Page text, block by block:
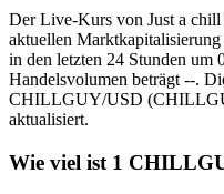
Der Live-Kurs von Just a
aktuellen
in den letzten 24 Stunden um
Handelsvolumen beträgt --.
CHILLGUY/USD
aktualisiert.
Wie viel ist 1